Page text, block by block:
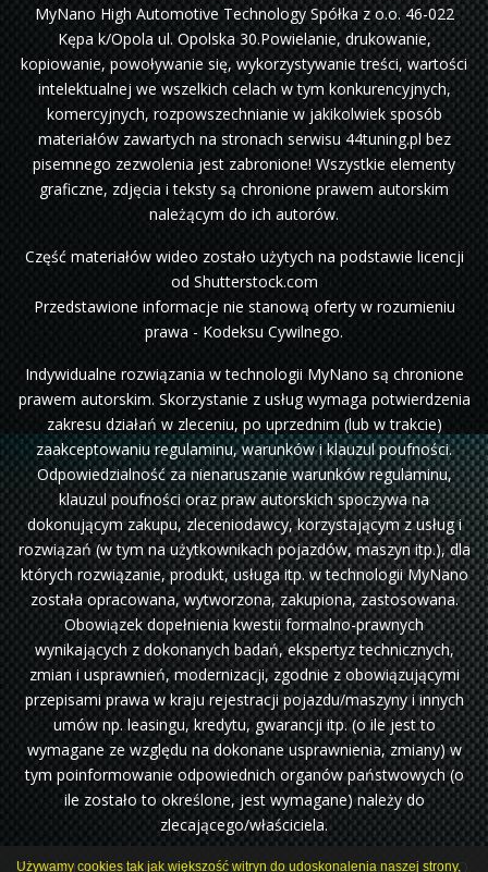
MyNano High Automotive Technology Spółka z o.o. 46-022
Kępa k/Opola ul. Opolska 30.Powielanie, drukowanie,
kopiowanie, powoływanie się, wykorzystywanie treści, wartości
intelektualnej we wszelkich celach w tym konkurencyjnych,
komercyjnych, rozpowszechnianie w jakikolwiek sposób
materiałów zawartych na stronach serwisu 44tuning.pl bez
pisemnego zezwolenia jest zabronione! Wszystkie elementy
graficzne, zdjęcia i teksty są chronione prawem autorskim
należącym do ich autorów.
Część materiałów wideo zostało użytych na podstawie licencji
od Shutterstock.com
Przedstawione informacje nie stanową oferty w rozumieniu
prawa - Kodeksu Cywilnego.
Indywidualne rozwiązania w technologii MyNano są chronione
prawem autorskim. Skorzystanie z usług wymaga potwierdzenia
zakresu działań w zleceniu, po uprzednim (lub w trakcie)
zaakceptowaniu regulaminu, warunków i klauzul poufności.
Odpowiedzialność za nienaruszanie warunków regulaminu,
klauzul poufności oraz praw autorskich spoczywa na
dokonującym zakupu, zleceniodawcy, korzystającym z usług i
rozwiązań (w tym na użytkownikach pojazdów, maszyn itp.), dla
których rozwiązanie, produkt, usługa itp. w technologii MyNano
została opracowana, wytworzona, zakupiona, zastosowana.
Obowiązek dopełnienia kwestii formalno-prawnych
wynikających z dokonanych badań, ekspertyz technicznych,
zmian i usprawnień, modernizacji, zgodnie z obowiązującymi
przepisami prawa w kraju rejestracji pojazdu/maszyny i innych
umów np. leasingu, kredytu, gwarancji itp. (o ile jest to
wymagane ze względu na dokonane usprawnienia, zmiany) w
tym poinformowanie odpowiednich organów państwowych (o
ile zostało to określone, jest wymagane) należy do
zlecającego/właściciela.
Projekt i wykonanie:webdragon.pl Klauzula informacyjna RODO.
Używamy cookies tak jak większość witryn do udoskonalenia naszej strony,